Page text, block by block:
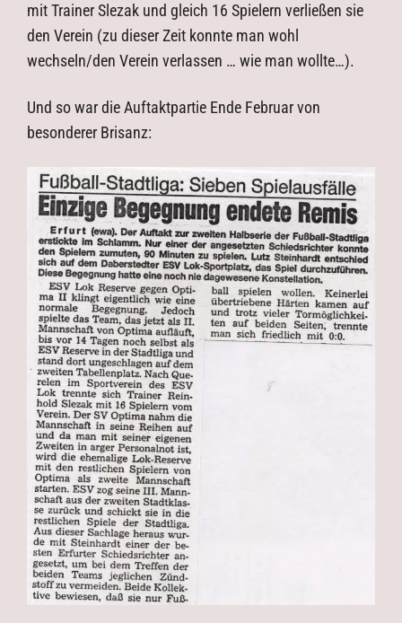
mit Trainer Slezak und gleich 16 Spielern verließen sie
den Verein (zu dieser Zeit konnte man wohl
wechseln/den Verein verlassen … wie man wollte…).
Und so war die Auftaktpartie Ende Februar von
besonderer Brisanz: